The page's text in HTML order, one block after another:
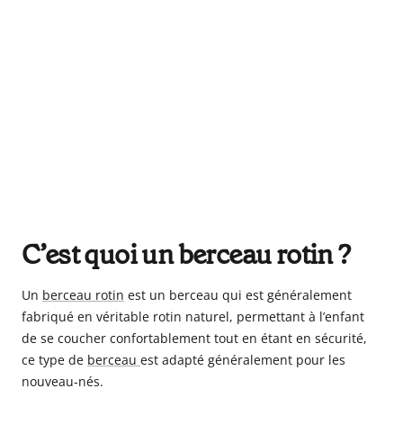
C’est quoi un berceau rotin ?
Un berceau rotin est un berceau qui est généralement
fabriqué en véritable rotin naturel, permettant à l’enfant
de se coucher confortablement tout en étant en sécurité,
ce type de berceau est adapté généralement pour les
nouveau-nés.